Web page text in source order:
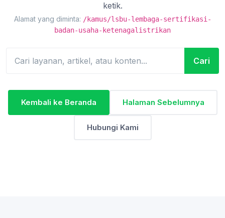
ketik.
Alamat yang diminta: /kamus/lsbu-lembaga-sertifikasi-
badan-usaha-ketenagalistrikan
Cari
Kembali ke Beranda Halaman Sebelumnya
Hubungi Kami